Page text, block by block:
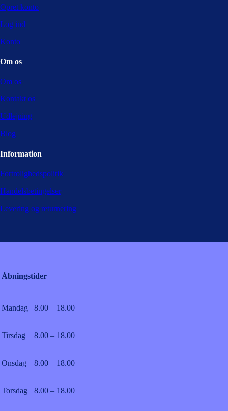
Opret konto
Log ind
Konto
Om os
Om os
Kontakt os
Udlejning
Blog
Information
Fortrolighedspolitik
Handelsbetingelser
Levering og returnering
Åbningstider
Mandag 8.00 – 18.00
Tirsdag 8.00 – 18.00
Onsdag 8.00 – 18.00
Torsdag 8.00 – 18.00